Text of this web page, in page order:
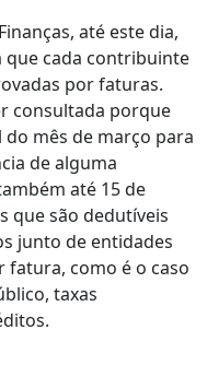
até este dia,
que cada contribuinte
por faturas.
consultada porque
mês de março para
de alguma
até 15 de
que são dedutíveis
junto de entidades
fatura, como é o caso
taxas